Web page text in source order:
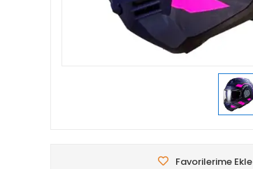
Favorilerime Ekle